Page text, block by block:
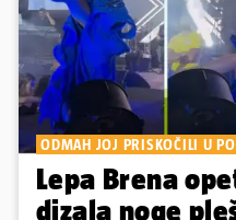
ODMAH JOJ PRISKOČILI U
Lepa Brena
dizala noge